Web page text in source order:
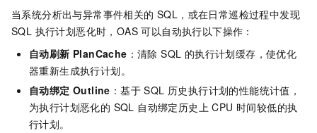
当系统分析出与异常事件相关的 SQL，或在日常巡检过程中发现
SQL 执行计划恶化时，OAS 可以自动执行以下操作：
自动刷新 PlanCache ：清除 SQL 的执行计划缓存，使优化
器重新生成执行计划。
自动绑定 Outline ：基于 SQL 历史执行计划的性能统计值，
为执行计划恶化的 SQL 自动绑定历史上 CPU 时间较低的执
行计划。